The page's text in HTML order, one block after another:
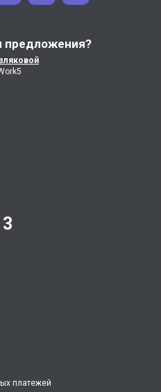
предложения?
платежей